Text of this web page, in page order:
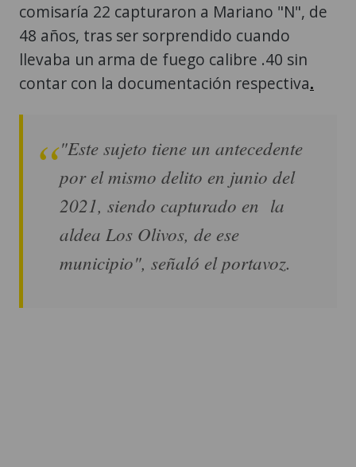
comisaría 22 capturaron a Mariano "N", de
48 años, tras ser sorprendido cuando
llevaba un arma de fuego calibre .40 sin
contar con la documentación respectiva.
"Este sujeto tiene un antecedente
por el mismo delito en junio del
2021, siendo capturado en la
aldea Los Olivos, de ese
municipio", señaló el portavoz.